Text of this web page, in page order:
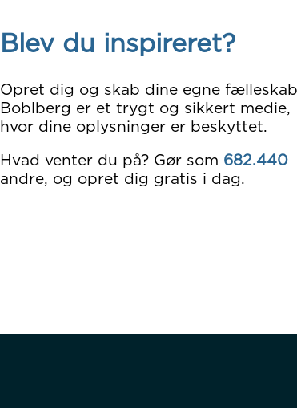
Blev du inspireret?
Opret dig og skab dine egne
Boblberg er et trygt og sikkert medie,
hvor dine oplysninger er beskyttet.
Hvad venter du på? Gør som 682.440
andre, og opret dig gratis i dag.